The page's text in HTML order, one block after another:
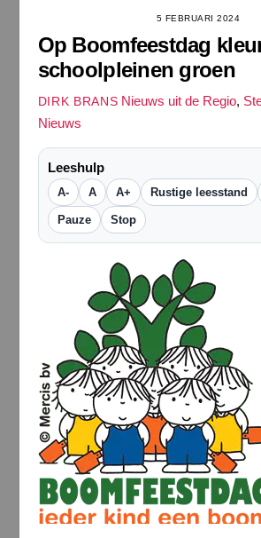
5 FEBRUARI 2024
Op Boomfeestdag
schoolpleinen groen
DIRK BRANS Nieuws uit de Regio,
Nieuws
Leeshulp
A- A A+ Rustige leesstand
Pauze Stop